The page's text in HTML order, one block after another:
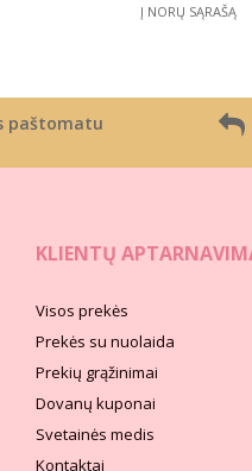
Į NORŲ SĄRAŠĄ
paštomatu
KLIENTŲ
Visos prekės
Prekės su nuolaida
Prekių grąžinimai
Dovanų kuponai
Svetainės medis
Kontaktai